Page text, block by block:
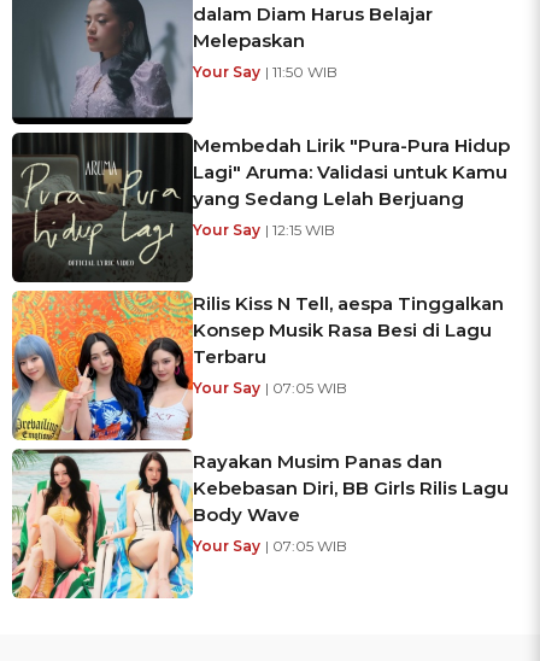
dalam Diam Harus Belajar
Melepaskan
Your Say | 11:50 WIB
Membedah Lirik "Pura-Pura Hidup
Lagi" Aruma: Validasi untuk Kamu
yang Sedang Lelah Berjuang
Your Say | 12:15 WIB
Rilis Kiss N Tell, aespa Tinggalkan
Konsep Musik Rasa Besi di Lagu
Terbaru
Your Say | 07:05 WIB
Rayakan Musim Panas dan
Kebebasan Diri, BB Girls Rilis Lagu
Body Wave
Your Say | 07:05 WIB